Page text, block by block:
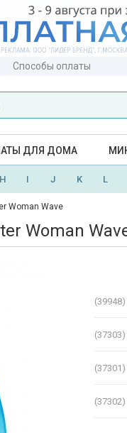
Способы оплаты
ДЛЯ ДОМА
H I J K L
Woman Wave
Woman
(39948)
(37303)
(37301)
(37302)